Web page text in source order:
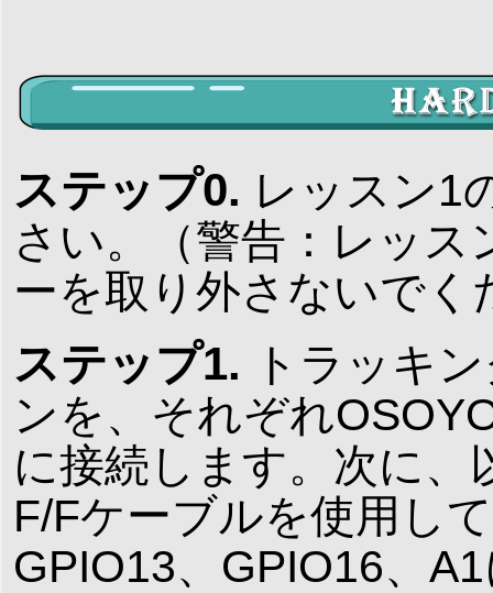
ステップ0. レッスン1
さい。（警告：レッ
ーを取り外さないでく
ステップ1. トラッキ
ンを、それぞれ
に接続します。次に
F/Fケーブルを使用し
GPIO13、GPIO16、